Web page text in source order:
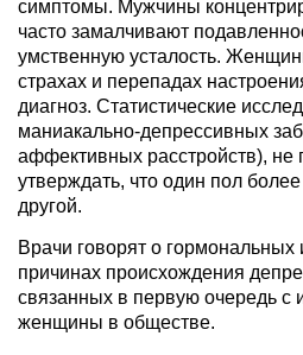
симптомы. Мужчины
часто замалчивают
умственную усталость.
страхах и перепадах
диагноз. Статистические
маниакально-депрессивных
аффективных расстройств), не
утверждать, что один пол
другой.
Врачи говорят о гормональных
причинах происхождения
связанных в первую очередь с
женщины в обществе.